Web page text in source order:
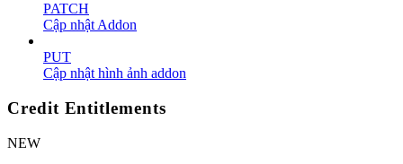
PATCH
Cập nhật Addon
PUT
Cập nhật hình ảnh addon
Credit Entitlements
NEW